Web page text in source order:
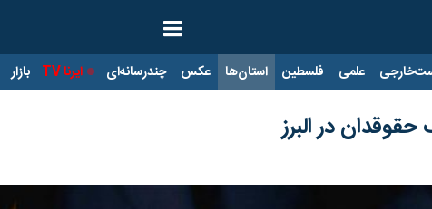
علمی فلسطین استان‌ها عکس چندرسانه‌ای ایرنا TV بازار
در البرز